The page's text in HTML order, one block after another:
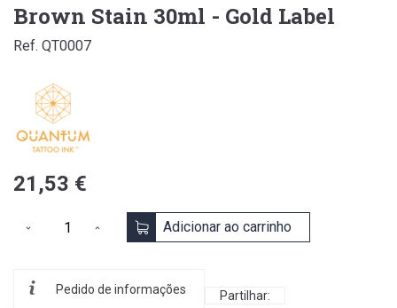
Brown Stain 30ml - Gold Label
Ref. QT0007
21,53 €
Adicionar ao carrinho
Pedido de informações Partilhar: